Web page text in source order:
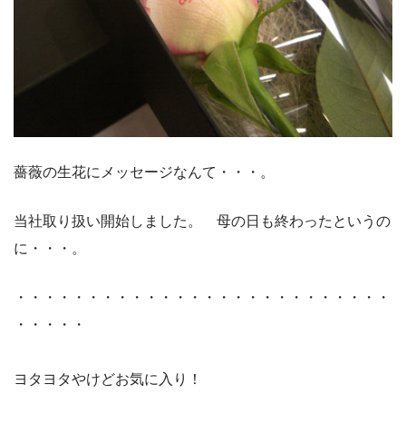
薔薇の生花にメッセージなんて・・・。
当社取り扱い開始しました。 母の日も終わったというの
に・・・。
・・・・・・・・・・・・・・・・・・・・・・・・・・
・・・・・
ヨタヨタやけどお気に入り！